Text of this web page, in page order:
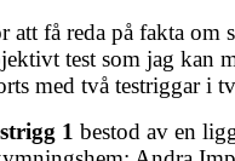
att få reda på fakta om
test som jag kan
med två testriggar i
1 bestod av en